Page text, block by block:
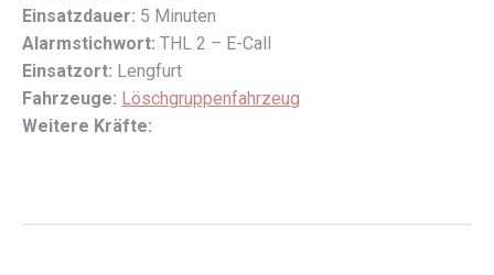
Einsatzdauer: 5 Minuten
Alarmstichwort: THL 2 – E-Call
Einsatzort: Lengfurt
Fahrzeuge: Löschgruppenfahrzeug
Weitere Kräfte: